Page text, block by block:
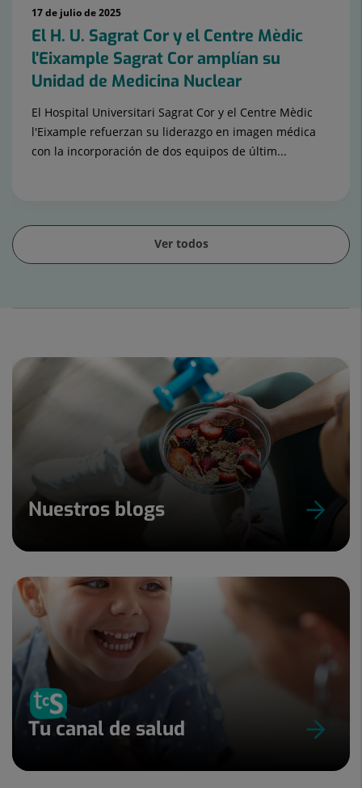
17 de julio de 2025
El H. U. Sagrat Cor y el Centre Mèdic
l'Eixample Sagrat Cor amplían su
Unidad de Medicina Nuclear
El Hospital Universitari Sagrat Cor y el Centre Mèdic
l'Eixample refuerzan su liderazgo en imagen médica
con la incorporación de dos equipos de últim...
Ver todos
1
Nuestros blogs
Tu canal de salud